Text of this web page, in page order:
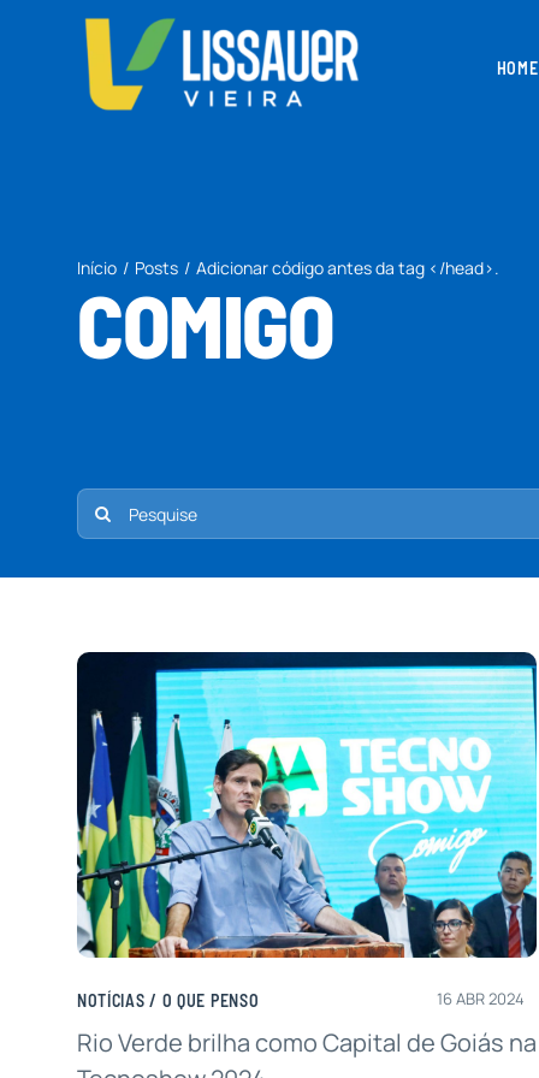
HOME
Início Posts Adicionar código antes da tag </head>.
COMIGO
Buscar
resultados
NOTÍCIAS / O QUE PENSO 16 ABR 2024
Rio Verde brilha como Capital de Goiás na